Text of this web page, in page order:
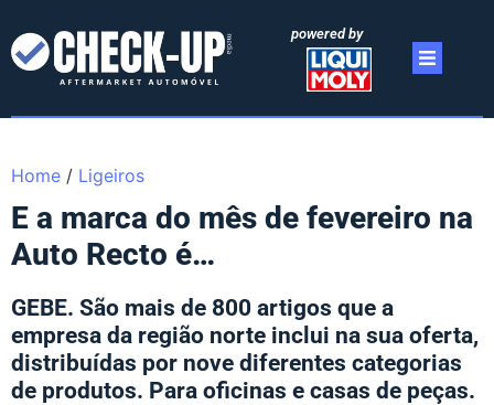
powered by
Home / Ligeiros
E a marca do mês de fevereiro na
Auto Recto é…
GEBE. São mais de 800 artigos que a
empresa da região norte inclui na sua oferta,
distribuídas por nove diferentes categorias
de produtos. Para oficinas e casas de peças.